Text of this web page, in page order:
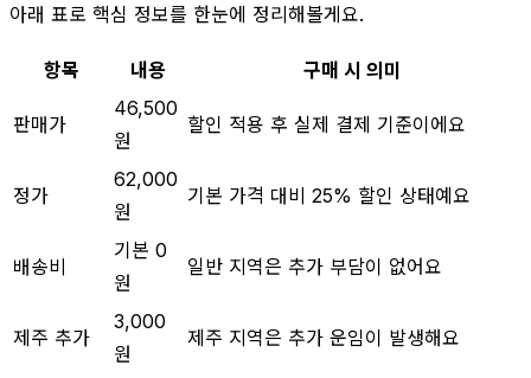
아래 표로 핵심 정보를 한눈에 정리해볼게요.
항목 내용 구매 시 의미
판매가
46,500
원
할인 적용 후 실제 결제 기준이에요
정가
62,000
원
기본 가격 대비 25% 할인 상태예요
배송비
기본 0
원
일반 지역은 추가 부담이 없어요
제주 추가
3,000
원
제주 지역은 추가 운임이 발생해요